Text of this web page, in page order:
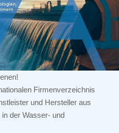
Firmenverzeichnis
und Hersteller aus
der Wasser- und